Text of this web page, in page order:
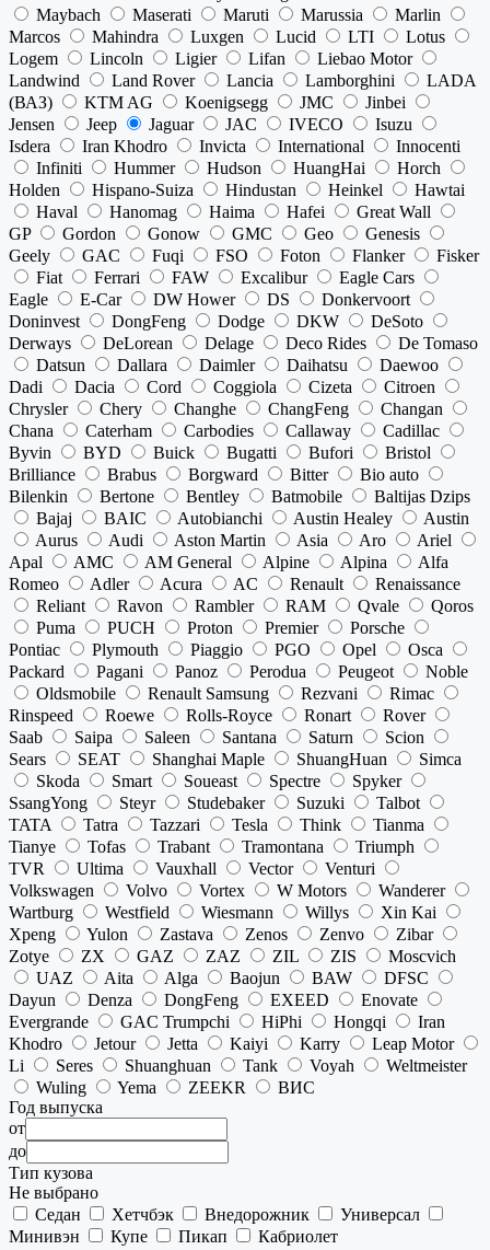
Maybach
Maserati Maruti Marussia
Marlin
Marcos
Mahindra Luxgen Lucid LTI
Lotus
Logem
Lincoln Ligier Lifan
Liebao Motor
Landwind
Land Rover Lancia Lamborghini
LADA
(ВАЗ)
KTM AG Koenigsegg JMC
Jinbei
Jensen
Jeep Jaguar JAC IVECO
Isuzu
Isdera
Iran Khodro Invicta International
Innocenti
Infiniti
Hummer Hudson HuangHai
Horch
Holden
Hispano-Suiza Hindustan Heinkel
Hawtai
Haval
Hanomag Haima Hafei
Great Wall
GP
Gordon Gonow GMC Geo
Genesis
Geely
GAC Fuqi FSO Foton Flanker
Fisker
Fiat
Ferrari FAW Excalibur
Eagle Cars
Eagle
E-Car DW Hower DS
Donkervoort
Doninvest
DongFeng Dodge DKW
DeSoto
Derways
DeLorean Delage Deco Rides
De Tomaso
Datsun
Dallara Daimler Daihatsu
Daewoo
Dadi
Dacia Cord Coggiola Cizeta
Citroen
Chrysler
Chery Changhe ChangFeng
Changan
Chana
Caterham Carbodies Callaway
Cadillac
Byvin
BYD Buick Bugatti Bufori
Bristol
Brilliance
Brabus Borgward Bitter
Bio auto
Bilenkin
Bertone Bentley Batmobile
Baltijas Dzips
Bajaj
BAIC Autobianchi Austin Healey
Austin
Aurus
Audi Aston Martin Asia Aro
Ariel
Apal
AMC AM General Alpine Alpina
Alfa
Romeo
Adler Acura AC Renault
Renaissance
Reliant
Ravon Rambler RAM Qvale
Qoros
Puma
PUCH Proton Premier
Porsche
Pontiac
Plymouth Piaggio PGO Opel
Osca
Packard
Pagani Panoz Perodua Peugeot
Noble
Oldsmobile
Renault Samsung Rezvani
Rimac
Rinspeed
Roewe Rolls-Royce Ronart
Rover
Saab
Saipa Saleen Santana Saturn
Scion
Sears
SEAT Shanghai Maple ShuangHuan
Simca
Skoda
Smart Soueast Spectre
Spyker
SsangYong
Steyr Studebaker Suzuki
Talbot
TATA
Tatra Tazzari Tesla Think
Tianma
Tianye
Tofas Trabant Tramontana
Triumph
TVR
Ultima Vauxhall Vector
Venturi
Volkswagen
Volvo Vortex W Motors
Wanderer
Wartburg
Westfield Wiesmann Willys
Xin Kai
Xpeng
Yulon Zastava Zenos Zenvo
Zibar
Zotye
ZX GAZ ZAZ ZIL ZIS
Moscvich
UAZ
Aita Alga Baojun BAW
DFSC
Dayun
Denza DongFeng EXEED
Enovate
Evergrande
GAC Trumpchi HiPhi Hongqi
Iran
Khodro
Jetour Jetta Kaiyi Karry
Leap Motor
Li
Seres Shuanghuan Tank Voyah
Weltmeister
Wuling
Yema ZEEKR
ВИС
Год выпуска
от
до
Тип кузова
Не выбрано
Седан
Хетчбэк Внедорожник
Универсал
Минивэн
Купе Пикап
Кабриолет